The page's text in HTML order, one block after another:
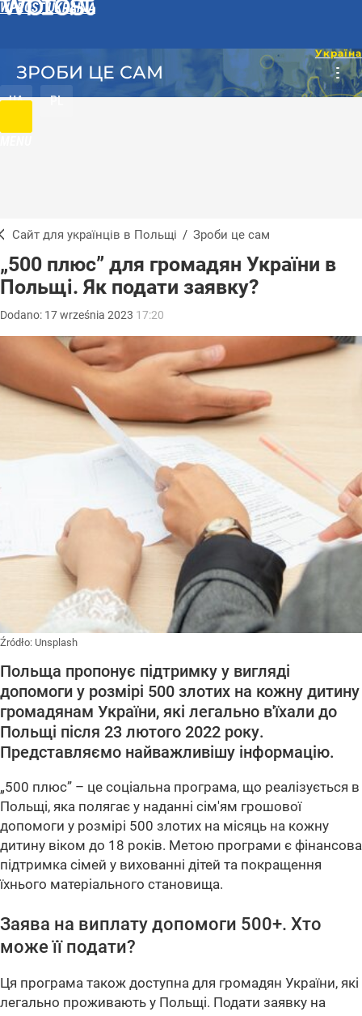
WPROST UKRAINA
UA PL
ЗРОБИ ЦЕ САМ
Сайт для українців в Польщі / Зроби це сам
„500 плюс” для громадян України в
Польщі. Як подати заявку?
Dodano: 17września 2023 17:20
Źródło: Unsplash
Польща пропонує підтримку у вигляді
допомоги у розмірі 500 злотих на кожну дитину
громадянам України, які легально в'їхали до
Польщі після 23 лютого 2022 року.
Представляємо найважливішу інформацію.
„500 плюс” – це соціальна програма, що реалізується в
Польщі, яка полягає у наданні сім'ям грошової
допомоги у розмірі 500 злотих на місяць на кожну
дитину віком до 18 років. Метою програми є фінансова
підтримка сімей у вихованні дітей та покращення
їхнього матеріального становища.
Заява на виплату допомоги 500+. Хто
може її подати?
Ця програма також доступна для громадян України, які
легально проживають у Польщі. Подати заявку на